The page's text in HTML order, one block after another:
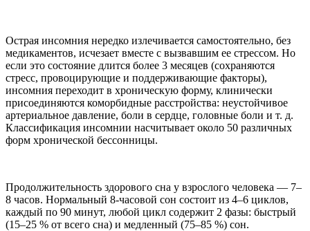
Острая инсомния нередко излечивается самостоятельно, без
медикаментов, исчезает вместе с вызвавшим ее стрессом. Но
если это состояние длится более 3 месяцев (сохраняются
стресс, провоцирующие и поддерживающие факторы),
инсомния переходит в хроническую форму, клинически
присоединяются коморбидные расстройства: неустойчивое
артериальное давление, боли в сердце, головные боли и т. д.
Классификация инсомнии насчитывает около 50 различных
форм хронической бессонницы.
Продолжительность здорового сна у взрослого человека — 7–
8 часов. Нормальный 8-часовой сон состоит из 4–6 циклов,
каждый по 90 минут, любой цикл содержит 2 фазы: быстрый
(15–25 % от всего сна) и медленный (75–85 %) сон.